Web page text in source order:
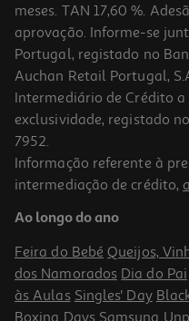
meses. TAN 17,60 %.
aprovação. Informe-se
Portugal, registado no
Auchan Retail Portugal,
Intermediário de Crédito
exclusividade, registado
7952.
Informação referente à
intermediação de crédito,
Ao longo do ano
Feira do Bebé Queijos,
dos Namorados Dia do Pai
às Aulas Singles' Day
Boxing Days Samsung